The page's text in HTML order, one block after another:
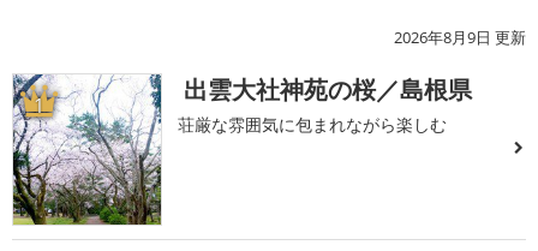
2026年8月9日 更新
1 出雲大社神苑の桜／島根県
荘厳な雰囲気に包まれながら楽しむ